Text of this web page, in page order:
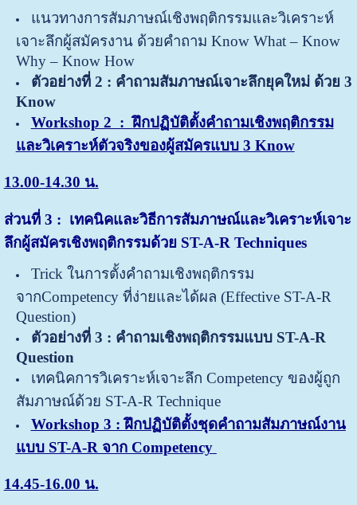
แนวทางการสัมภาษณ์เชิงพฤติกรรมและวิเคราะห์
เจาะลึกผู้สมัครงาน ด้วยคำถาม Know What – Know
Why – Know How
ตัวอย่างที่ 2 : คำถามสัมภาษณ์เจาะลึกยุคใหม่ ด้วย 3
Know
Workshop 2 :ฝึกปฏิบัติตั้งคำถามเชิงพฤติกรรม
และวิเคราะห์ตัวจริงของผู้สมัครแบบ 3 Know
13.00-14.30 น.
ส่วนที่ 3 : เทคนิคและวิธีการสัมภาษณ์และวิเคราะห์เจาะ
ลึกผู้สมัครเชิงพฤติกรรมด้วย ST-A-R Techniques
Trick ในการตั้งคำถามเชิงพฤติกรรม
จากCompetency ที่ง่ายและได้ผล (Effective ST-A-R
Question)
ตัวอย่างที่ 3 : คำถามเชิงพฤติกรรมแบบ ST-A-R
Question
เทคนิคการวิเคราะห์เจาะลึก Competency ของผู้ถูก
สัมภาษณ์ด้วย ST-A-R Technique
Workshop 3 : ฝึกปฏิบัติตั้งชุดคำถามสัมภาษณ์งาน
แบบ ST-A-R จาก Competency
14.45-16.00 น.